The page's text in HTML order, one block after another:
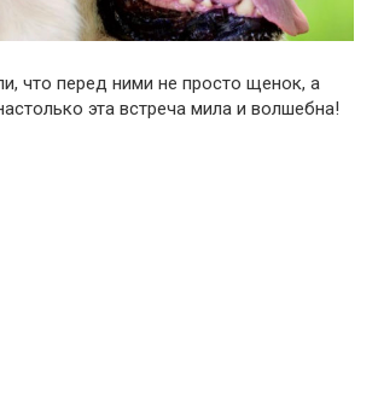
что перед ними не просто щенок, а
эта встреча мила и волшебна!